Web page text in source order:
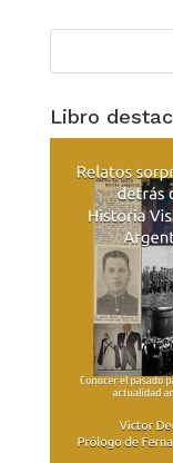
Libro